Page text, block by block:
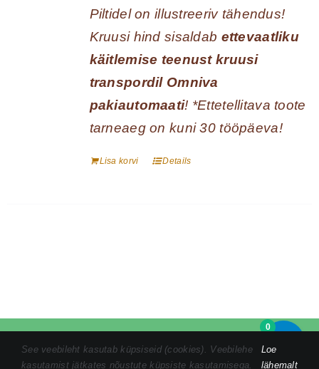
Piltidel on illustreeriv tähendus!
Kruusi hind sisaldab ettevaatliku
käitlemise teenust kruusi
transpordil Omniva
pakiautomaati! *Ettetellitava toote
tarneaeg on kuni 30 tööpäeva!
Lisa korvi Details
Privaatsustingimused|Ostuprotsess| Müügitingimused
0
See veebileht kasutab küpsiseid (cookies). Veebilehe
kasutamist jätkates nõustute küpsiste kasutamisega.
Loe
lähemalt